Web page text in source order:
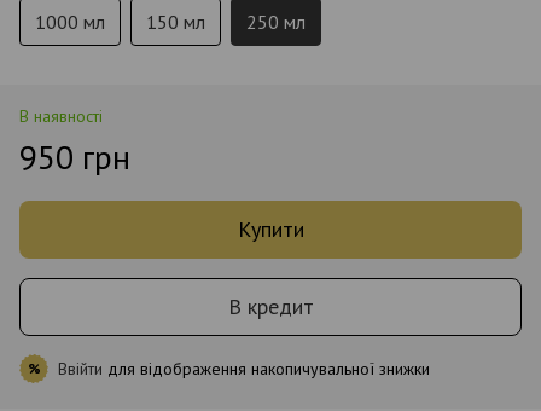
1000 мл 150 мл 250 мл
В наявності
950 грн
Купити
В кредит
% Ввійти для відображення накопичувальної знижки